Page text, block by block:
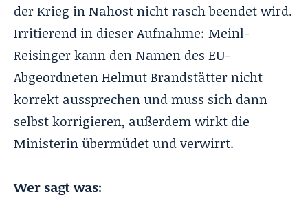
der Krieg in Nahost nicht rasch beendet wird.
Irritierend in dieser Aufnahme: Meinl-
Reisinger kann den Namen des EU-
Abgeordneten Helmut Brandstätter nicht
korrekt aussprechen und muss sich dann
selbst korrigieren, außerdem wirkt die
Ministerin übermüdet und verwirrt.
Wer sagt was: